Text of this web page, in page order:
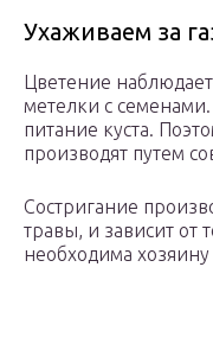
Ухаживаем за
Цветение
метелки с
питание куста.
производят путем
Состригание
травы, и зависит от
необходима хозяину